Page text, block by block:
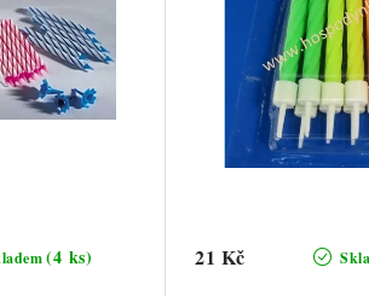
(4 ks) 21 Kč